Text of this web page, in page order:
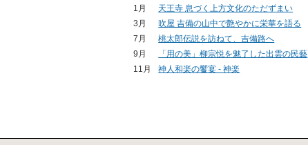
1月
天王寺 息づく上方文化のただずまい
3月
吹屋 吉備の山中で艶やかに栄華を語る
7月
桃太郎伝説を訪ねて、吉備路へ
9月
「用の美」柳宗悦を魅了した出雲の民藝
11月
神人和楽の饗宴 - 神楽